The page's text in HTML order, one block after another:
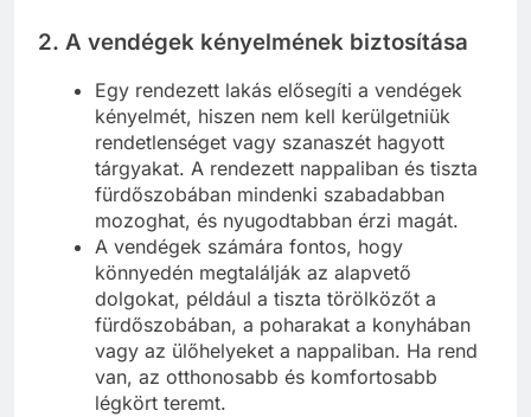
2. A vendégek kényelmének biztosítása
Egy rendezett lakás elősegíti a vendégek
kényelmét, hiszen nem kell kerülgetniük
rendetlenséget vagy szanaszét hagyott
tárgyakat. A rendezett nappaliban és tiszta
fürdőszobában mindenki szabadabban
mozoghat, és nyugodtabban érzi magát.
A vendégek számára fontos, hogy
könnyedén megtalálják az alapvető
dolgokat, például a tiszta törölközőt a
fürdőszobában, a poharakat a konyhában
vagy az ülőhelyeket a nappaliban. Ha rend
van, az otthonosabb és komfortosabb
légkört teremt.